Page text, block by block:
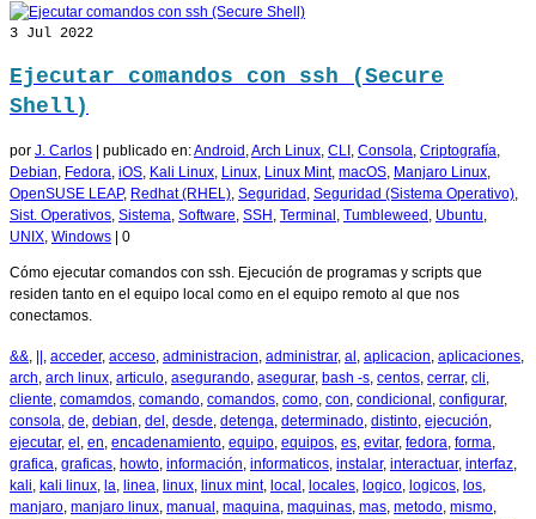
3 Jul 2022
Ejecutar comandos con ssh (Secure
Shell)
por J. Carlos publicado en:Android ,Arch Linux, CLI , Consola, Criptografía,
Debian, Fedora, iOS, Kali Linux, Linux, Linux Mint, macOS, Manjaro Linux,
OpenSUSE LEAP, Redhat (RHEL), Seguridad , Seguridad (Sistema Operativo),
Sist. Operativos, Sistema, Software, SSH , Terminal , Tumbleweed , Ubuntu,
UNIX, Windows 0
Cómo ejecutar comandos con ssh. Ejecución de programas y scripts que
residen tanto en el equipo local como en el equipo remoto al que nos
conectamos.
&&, , acceder, acceso, administracion, administrar, al , aplicacion, aplicaciones,
arch, arch linux, articulo, asegurando, asegurar, bash -s, centos, cerrar, cli,
cliente, comamdos, comando, comandos, como, con, condicional , configurar,
consola, de, debian, del , desde, detenga, determinado, distinto, ejecución,
ejecutar, el , en, encadenamiento, equipo, equipos, es, evitar, fedora, forma,
grafica, graficas, howto, información, informaticos, instalar, interactuar, interfaz,
kali, kali linux, la, linea, linux, linux mint, local , locales, logico, logicos, los,
manjaro, manjaro linux, manual , maquina, maquinas, mas, metodo, mismo,